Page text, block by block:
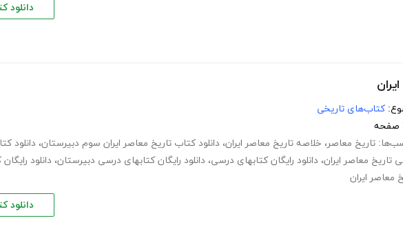
دانلود
کتاب‌های تاریخی
تاریخ معاصر، خلاصه تاریخ معاصر ایران، دانلود کتاب تاریخ معاصر ایران سوم دبیرستان، دانلود
تاریخ معاصر ایران، دانلود رایگان کتابهای درسی، دانلود رایگان کتابهای درسی دبیرستان، دانلود
معاصر ایران
دانلود